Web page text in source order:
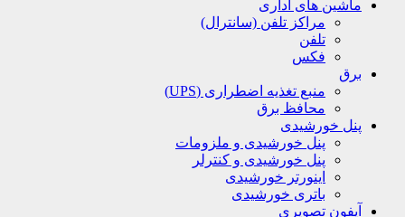
ماشین های اداری
مراکز تلفن (سانترال)
تلفن
فکس
برق
منبع تغذیه اضطراری (UPS)
محافظ برق
پنل خورشیدی
پنل خورشیدی و ملزومات
پنل خورشیدی و کنترلر
اینورتر خورشیدی
باتری خورشیدی
آیفون تصویری